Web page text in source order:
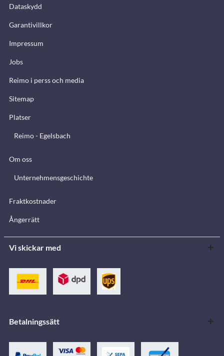
Dataskydd
Garantivillkor
Impressum
Jobs
Reimo i perss och media
Sitemap
Platser
Reimo - Egelsbach
Om oss
Unternehmensgeschichte
Fraktkostnader
Ångerrätt
Vi skickar med
Betalningssätt